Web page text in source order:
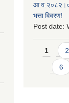
भत्ता विवरण!
Post date:
Pages
1 2
6